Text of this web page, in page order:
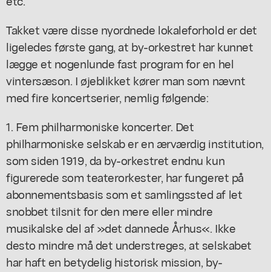
Takket være disse nyordnede lokaleforhold er det
ligeledes første gang, at by-orkestret har kunnet
lægge et nogenlunde fast program for en hel
vintersæson. I øjeblikket kører man som nævnt
med fire koncertserier, nemlig følgende:
1. Fem philharmoniske koncerter. Det
philharmoniske selskab er en ærværdig institution,
som siden 1919, da by-orkestret endnu kun
figurerede som teaterorkester, har fungeret på
abonnementsbasis som et samlingssted af let
snobbet tilsnit for den mere eller mindre
musikalske del af »det dannede Århus«. Ikke
desto mindre må det understreges, at selskabet
har haft en betydelig historisk mission, by-